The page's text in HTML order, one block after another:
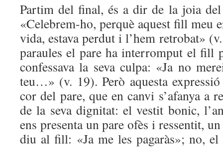
Partim del final, és a dir de la joia
«Celebrem-ho, perquè aquest fill meu
vida, estava perdut i l’hem retrobat»
paraules el pare ha interromput el fill
confessava la seva culpa: «Ja no
teu…» (v. 19). Però aquesta
cor del pare, que en canvi s’afanya a
de la seva dignitat: el vestit bonic,
ens presenta un pare ofès i ressentit,
diu al fill: «Ja me les pagaràs»; no, el